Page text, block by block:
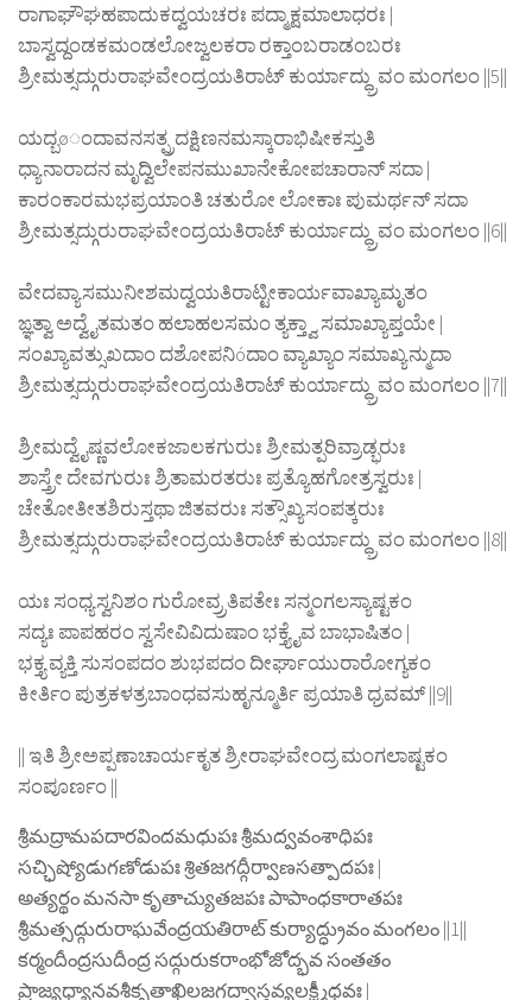
ರಾಗಾಘೌಘಹಪಾದುಕದ್ವಯಚರಃ ಪದ್ಮಾಕ್ಷಮಾಲಾಧರಃ |
ಬಾಸ್ವದ್ದಂಡಕಮಂಡಲೋಜ್ವಲಕರಾ ರಕ್ತಾಂಬರಾಡಂಬರಃ
ಶ್ರೀಮತ್ಸದ್ಗುರುರಾಘವೇಂದ್ರಯತಿರಾಟ್ ಕುರ್ಯಾದ್ಧ್ರುವಂ ಮಂಗಲಂ ||5||
ಯದ್ಬøಂದಾವನಸತ್ಪ್ರದಕ್ಷಿಣನಮಸ್ಕಾರಾಭಿಷೀಕಸ್ತುತಿ
ಧ್ಯಾನಾರಾದನ ಮೃದ್ವಿಲೇಪನಮುಖಾನೇಕೋಪಚಾರಾನ್ ಸದಾ |
ಕಾರಂಕಾರಮಭಪ್ರಯಾಂತಿ ಚತುರೋ ಲೋಕಾಃ ಪುಮರ್ಥನ್ ಸದಾ
ಶ್ರೀಮತ್ಸದ್ಗುರುರಾಘವೇಂದ್ರಯತಿರಾಟ್ ಕುರ್ಯಾದ್ಧ್ರುವಂ ಮಂಗಲಂ ||6||
ವೇದವ್ಯಾಸಮುನೀಶಮದ್ವಯತಿರಾಟ್ಟೀಕಾರ್ಯವಾಖ್ಯಾಮೃತಂ
ಙ್ಞತ್ವಾ ಅದ್ವೈತಮತಂ ಹಲಾಹಲಸಮಂ ತ್ಯಕ್ತ್ವಾ ಸಮಾಖ್ಯಾಪ್ತಯೇ |
ಸಂಖ್ಯಾವತ್ಸುಖದಾಂ ದಶೋಪನಿóದಾಂ ವ್ಯಾಖ್ಯಾಂ ಸಮಾಖ್ಯನ್ಮುದಾ
ಶ್ರೀಮತ್ಸದ್ಗುರುರಾಘವೇಂದ್ರಯತಿರಾಟ್ ಕುರ್ಯಾದ್ಧ್ರುವಂ ಮಂಗಲಂ ||7||
ಶ್ರೀಮದ್ವೈಷ್ಣವಲೋಕಜಾಲಕಗುರುಃ ಶ್ರೀಮತ್ಪರಿವ್ರಾಡ್ಭರುಃ
ಶಾಸ್ತ್ರೇ ದೇವಗುರುಃ ಶ್ರಿತಾಮರತರುಃ ಪ್ರತ್ಯೊಹಗೋತ್ರಸ್ವರುಃ |
ಚೇತೋತೀತಶಿರುಸ್ತಥಾ ಜಿತವರುಃ ಸತ್ಸೌಖ್ಯಸಂಪತ್ಕರುಃ
ಶ್ರೀಮತ್ಸದ್ಗುರುರಾಘವೇಂದ್ರಯತಿರಾಟ್ ಕುರ್ಯಾದ್ಧ್ರುವಂ ಮಂಗಲಂ ||8||
ಯಃ ಸಂಧ್ಯಸ್ವನಿಶಂ ಗುರೋವ್ರ್ರತಿಪತೇಃ ಸನ್ಮಂಗಲಸ್ಯಾಷ್ಟಕಂ
ಸದ್ಯಃ ಪಾಪಹರಂ ಸ್ವಸೇವಿವಿದುಷಾಂ ಭಕ್ತ್ಯೈವ ಬಾಭಾಷಿತಂ |
ಭಕ್ತ್ಯ ವ್ಯಕ್ತಿ ಸುಸಂಪದಂ ಶುಭಪದಂ ದೀರ್ಘಾಯುರಾರೋಗ್ಯಕಂ
ಕೀರ್ತಿಂ ಪುತ್ರಕಳತ್ರಬಾಂಧವಸುಹೃನ್ಮೂರ್ತಿ ಪ್ರಯಾತಿ ಧ್ರವಮ್ ||9||
|| ಇತಿ ಶ್ರೀಅಪ್ಪಣಾಚಾರ್ಯಕೃತ ಶ್ರೀರಾಘವೇಂದ್ರ ಮಂಗಲಾಷ್ಟಕಂ
ಸಂಪೂರ್ಣಂ ||
శ్రీమద్రామపదారవిందమధుపః శ్రీమద్వవంశాధిపః
సచ్ఛిష్యోడుగణోడుపః శ్రితజగద్గీర్వాణసత్పాదపః |
అత్యర్థం మనసా కృతాచ్యుతజపః పాపాంధకారాతపః
శ్రీమత్సద్గురురాఘవేంద్రయతిరాట్ కుర్యాద్ధ్రువం మంగలం ||1||
కర్మందీంద్రసుదీంద్ర సద్గురుకరాంభోజోద్భవ సంతతం
ప్రాజ్యధ్యానవశీకృతాఖిలజగద్వాస్తవ్యలక్ష్మీధవః |